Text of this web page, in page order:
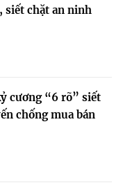
siết chặt an ninh
cương “6 rõ” siết
chống mua bán